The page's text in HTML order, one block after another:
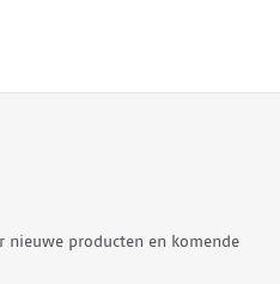
nieuwe producten en komende